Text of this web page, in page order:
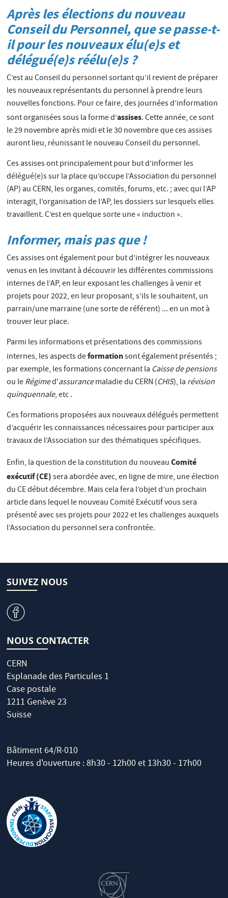
Après les élections du nouveau
Conseil du Personnel, que se passe-t-
il pour les nouveaux élu(e)s et
délégué(e)s réélu(e)s ?
C’est au Conseil du personnel sortant qu’il revient de préparer
les nouveaux représentants du personnel à prendre leurs
nouvelles fonctions. Pour ce faire, des journées d’information
sont organisées sous la forme d’assises. Cette année, ce sont
le 29 novembre après midi et le 30 novembre que ces assises
auront lieu, réunissant le nouveau Conseil du personnel.
Ces assises ont principalement pour but d’informer les
délégué(e)s sur la place qu’occupe l’Association du personnel
(AP) au CERN, les organes, comités, forums, etc. ; avec qui l’AP
interagit, l’organisation de l’AP, les dossiers sur lesquels elles
travaillent. C’est en quelque sorte une « induction ».
Informer, mais pas que !
Ces assises ont également pour but d’intégrer les nouveaux
venus en les invitant à découvrir les différentes commissions
internes de l’AP, en leur exposant les challenges à venir et
projets pour 2022, en leur proposant, s’ils le souhaitent, un
parrain/une marraine (une sorte de référent) ... en un mot à
trouver leur place.
Parmi les informations et présentations des commissions
internes, les aspects deformationsont également présentés ;
par exemple, les formations concernant la Caisse de pensions
ou leRégimed'assurancemaladie du CERN (CHIS), la révision
quinquennale, etc .
Ces formations proposées aux nouveaux délégués permettent
d’acquérir les connaissances nécessaires pour participer aux
travaux de l’Association sur des thématiques spécifiques.
Enfin, la question de la constitution du nouveauComité
exécutif (CE)sera abordée avec, en ligne de mire, une élection
du CE début décembre. Mais cela fera l’objet d’un prochain
article dans lequel le nouveau Comité Exécutif vous sera
présenté avec ses projets pour 2022 et les challenges auxquels
l’Association du personnel sera confrontée.
SUIVEZ NOUS
v
NOUS CONTACTER
CERN
Esplanade des Particules 1
Case postale
1211 Genève 23
Suisse
Bâtiment 64/R-010
Heures d'ouverture : 8h30 - 12h00 et 13h30 - 17h00